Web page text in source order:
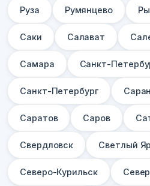
Руза Румянцево
Саки Салават
Самара Санкт-
Санкт-Петербург
Саратов Саров
Свердловск Светлый Яр
Северо-Курильск